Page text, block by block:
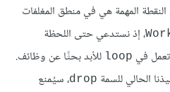
النقطة المهمة هي في منطق المغلفات
، إذ نستدعي حتى اللحظة
تعمل في loop للأبد بحثًا عن وظائف.
الحالي للسمة drop، سيُمنع